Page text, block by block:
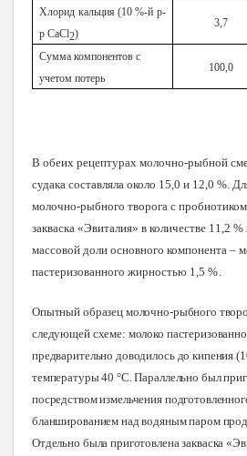
Хлорид кальция (10 %-й р-
рCaCl2)
3,7
Сумма компонентов с
учетом потерь
100,0
Вобеих рецептурах молочно-рыбной
судака составляла около 15,0 и 12,0 %.
молочно-рыбного творога с
закваска «Эвиталия» в количестве 11,2
массовой доли основного компонента –
пастеризованного жирностью 1 ,5 %.
Опытный образец молочно-рыбного
следующей схеме: молоко
предварительно доводилось до кипения
температуры 40 °С. Параллельно был
посредством измельчения
бланшированием над водяным паром
Отдельно была приготовлена закваска